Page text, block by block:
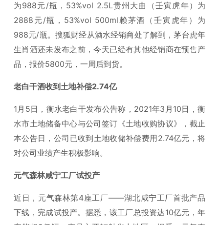
为988元/瓶，53%vol 2.5L贵州大曲（壬寅虎年）为
2888元/瓶，53%vol 500ml赖茅酒（壬寅虎年）为
988元/瓶。搜狐财经从酒水经销商处了解到，茅台虎年
生肖酒还未发布之前，今天已经有其他经销商在预售产
品，报价5800元，一周后到货。
老白干酒收到土地补偿2.74亿
1月5日，衡水老白干发布公告称，2021年3月10日，衡
水市土地储备中心与公司签订《土地收购协议》，截止
本公告日，公司已收到土地收储补偿费用2.74亿元，将
对公司业绩产生积极影响。
元气森林咸宁工厂试投产
近日，元气森林第4座工厂——湖北咸宁工厂首批产品
下线，完成试投产。据悉，该工厂总投资达10亿元，年